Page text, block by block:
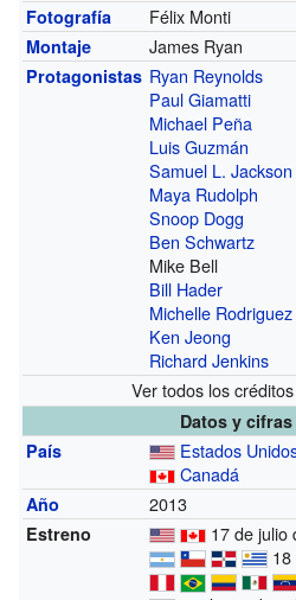
Fotografía Félix Monti
Montaje James Ryan
Protagonistas Ryan Reynolds
Paul Giamatti
Michael Peña
Luis Guzmán
Samuel L. Jackson
Maya Rudolph
Snoop Dogg
Ben Schwartz
Mike Bell
Bill Hader
Michelle Rodriguez
Ken Jeong
Richard Jenkins
Ver todos los créditos
Datos y cifras
País
Estados
Canadá
Año 2013
Estreno
17 de julio